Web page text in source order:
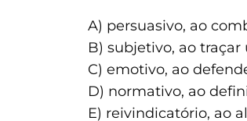
A) persuasivo, ao
B) subjetivo, ao
C) emotivo, ao
D) normativo, ao
E) reivindicatório, ao